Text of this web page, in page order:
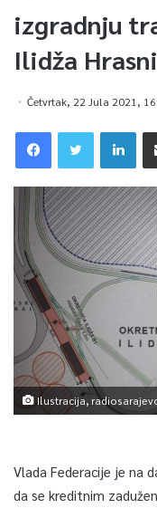
izgradnju
Ilidža
Četvrtak, 22 Jula 2021,
Ilustracija,
Vlada Federacije je na
da se kreditnim